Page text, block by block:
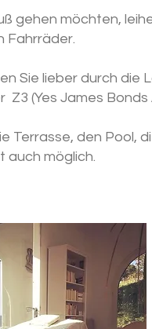
gehen möchten,
Fahrräder.
Sie lieber durch die
Z3 (Yes James
Terrasse, den Pool,
auch möglich.